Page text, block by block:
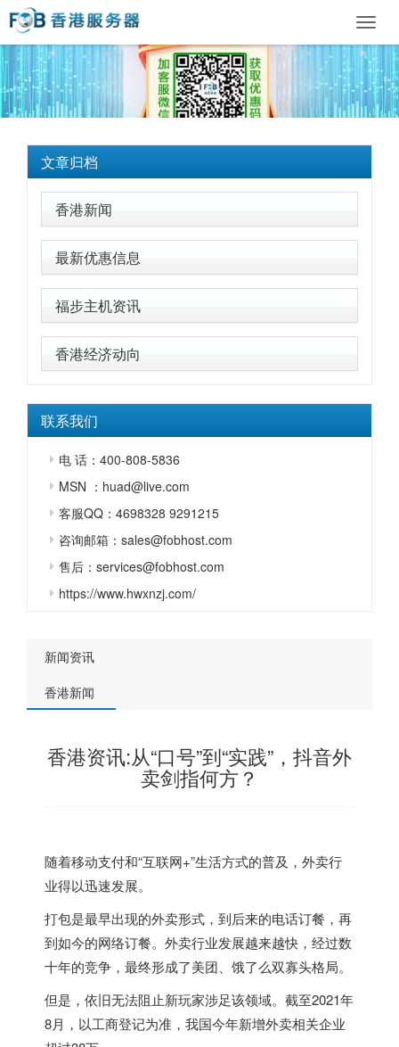
文章归档
香港新闻
最新优惠信息
福步主机资讯
香港经济动向
联系我们
电 话：400-808-5836
MSN ：huad@live.com
客服QQ：4698328 9291215
咨询邮箱：sales@fobhost.com
售后：services@fobhost.com
https://www.hwxnzj.com/
新闻资讯
香港新闻
香港资讯:从“口号”到“实践”，抖音外
卖剑指何方？
随着移动支付和“互联网+”生活方式的普及，外卖行
业得以迅速发展。
打包是最早出现的外卖形式，到后来的电话订餐，再
到如今的网络订餐。外卖行业发展越来越快，经过数
十年的竞争，最终形成了美团、饿了么双寡头格局。
但是，依旧无法阻止新玩家涉足该领域。截至2021年
8月，以工商登记为准，我国今年新增外卖相关企业